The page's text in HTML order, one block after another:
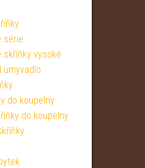
série
skříňky vysoké
umyvadlo
do koupelny
do koupelny